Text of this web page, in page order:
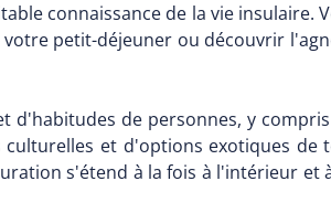
connaissance de la vie insulaire.
petit-déjeuner ou découvrir
d'habitudes de personnes, y
culturelles et d'options exotiques de
s'étend à la fois à l'intérieur et